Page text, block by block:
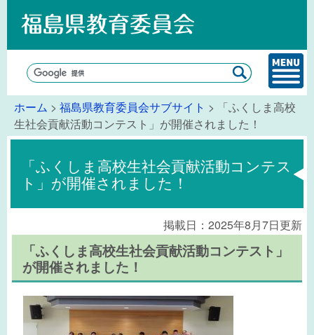
ホーム > 福島県教育委員会サブサイト > 「ふくしま高校
生社会貢献活動コンテスト」が開催されました！
「ふくしま高校生社会貢献活動コンテス
ト」が開催されました！
掲載日：2025年8月7日更新
「ふくしま高校生社会貢献活動コンテスト」
が開催されました！